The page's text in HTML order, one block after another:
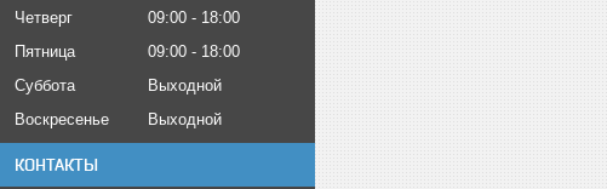
Четверг
09:00
18:00
Пятница
09:00
18:00
Суббота
Выходной
Воскресенье
Выходной
КОНТАКТЫ